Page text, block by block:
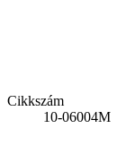
Cikkszám
10-06004M